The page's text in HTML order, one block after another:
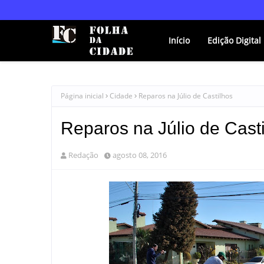
Início Edição Digital
Página inicial Cidade Reparos na Júlio de Castilhos
Reparos na Júlio de
Redação agosto 08, 2016